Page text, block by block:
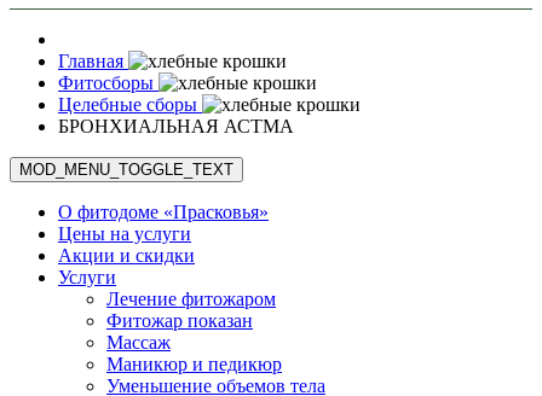
Главная
Фитосборы
Целебные сборы
БРОНХИАЛЬНАЯ АСТМА
MOD_MENU_TOGGLE_TEXT
О фитодоме «Прасковья»
Цены на услуги
Акции и скидки
Услуги
Лечение фитожаром
Фитожар показан
Массаж
Маникюр и педикюр
Уменьшение объемов тела